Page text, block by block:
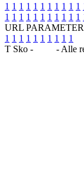
1 1 1 1 1 1 1 1 1 1 1
1 1 1 1 1 1 1 1 1 1 1
URL
1 1 1 1 1 1 1 1 1 1
T Sko -
- Alle